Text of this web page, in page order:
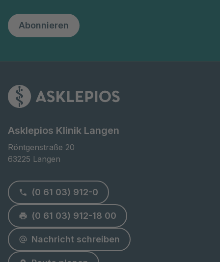
Abonnieren
Asklepios Klinik Langen
Röntgenstraße 20
63225 Langen
(0 61 03) 912-0
(0 61 03) 912-18 00
Nachricht schreiben